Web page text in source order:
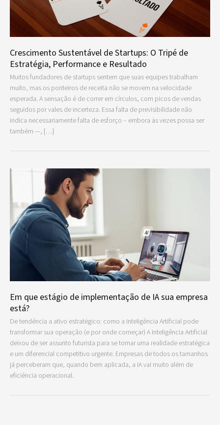
Crescimento Sustentável de Startups: O Tripé de
Estratégia, Performance e Resultado
Muitos fundadores de startups sentem que suas equipes trabalham
muito, mas os ponteiros de receita não se movem na velocidade
esperada. A sensação é de correr em círculos, com picos de vendas
seguidos por vales de incerteza. Essa falta de previsibilidade não
indica necessariamente falta de esforço – embora às vezes possa ser
também —, […]
Em que estágio de implementação de IA sua empresa
está?
De tendência a ativo estratégico: como a Inteligência Artificial pode
transformar sua operação (e por onde começar) A Inteligência Artificial
deixou de ser assunto futurista para se tornar uma realidade estratégica
e um diferencial competitivo urgente. Empresas de todos os tamanhos
já perceberam que, quando bem aplicada, a IA vai muito além de
eficiência operacional.